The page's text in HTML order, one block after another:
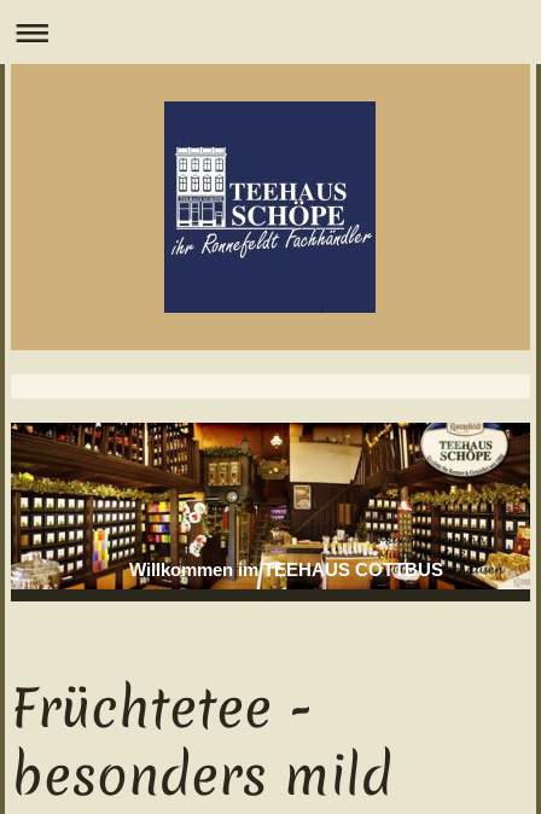
Willkommen im TEEHAUS COTTBUS
Früchtetee -
besonders mild